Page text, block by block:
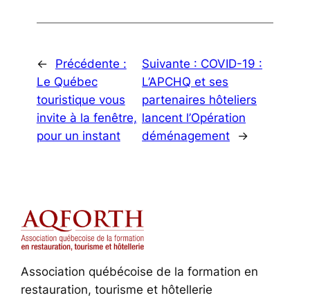
←
Précédente :
Le Québec
touristique vous
invite à la fenêtre,
pour un instant
Suivante : COVID-19 :
L’APCHQ et ses
partenaires hôteliers
lancent l’Opération
déménagement
→
Association québécoise de la formation en
restauration, tourisme et hôtellerie